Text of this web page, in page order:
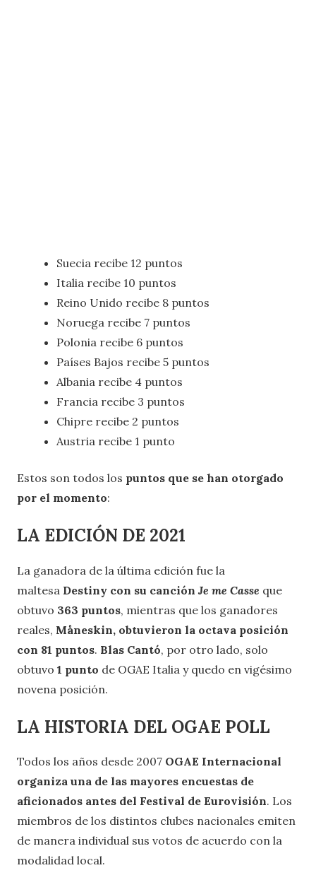
Suecia recibe 12 puntos
Italia recibe 10 puntos
Reino Unido recibe 8 puntos
Noruega recibe 7 puntos
Polonia recibe 6 puntos
Países Bajos recibe 5 puntos
Albania recibe 4 puntos
Francia recibe 3 puntos
Chipre recibe 2 puntos
Austria recibe 1 punto
Estos son todos los puntos que se han otorgado
por el momento:
LA EDICIÓN DE 2021
La ganadora de la última edición fue la
maltesa Destiny con su canciónJe me Casse que
obtuvo 363 puntos, mientras que los ganadores
reales, Måneskin, obtuvieron la octava posición
con 81 puntos. Blas Cantó, por otro lado, solo
obtuvo 1 punto de OGAE Italia y quedo en vigésimo
novena posición.
LA HISTORIA DEL OGAE POLL
Todos los años desde 2007 OGAE Internacional
organiza una de las mayores encuestas de
aficionados antes del Festival de Eurovisión. Los
miembros de los distintos clubes nacionales emiten
de manera individual sus votos de acuerdo con la
modalidad local.